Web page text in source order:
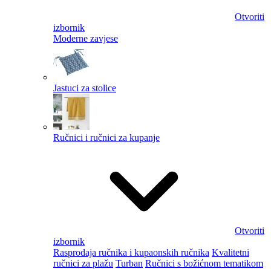
Otvoriti
izbornik
Moderne zavjese
Jastuci za stolice
Ručnici i ručnici za kupanje
Otvoriti
izbornik
Rasprodaja ručnika i kupaonskih ručnika Kvalitetni
ručnici za plažu Turban Ručnici s božićnom tematikom